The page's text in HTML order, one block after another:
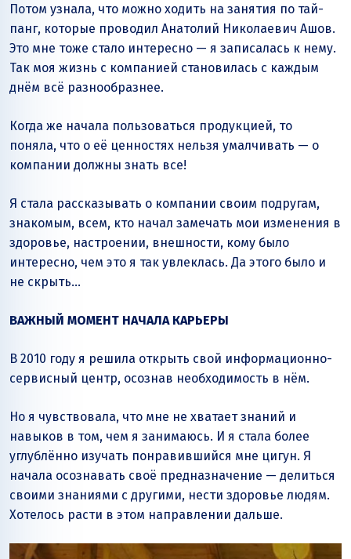
Потом узнала, что можно ходить на занятия по тай-
панг, которые проводил Анатолий Николаевич Ашов.
Это мне тоже стало интересно — я записалась к нему.
Так моя жизнь с компанией становилась с каждым
днём всё разнообразнее.
Когда же начала пользоваться продукцией, то
поняла, что о её ценностях нельзя умалчивать — о
компании должны знать все!
Я стала рассказывать о компании своим подругам,
знакомым, всем, кто начал замечать мои изменения в
здоровье, настроении, внешности, кому было
интересно, чем это я так увлеклась. Да этого было и
не скрыть…
ВАЖНЫЙ МОМЕНТ НАЧАЛА КАРЬЕРЫ
В 2010 году я решила открыть свой информационно-
сервисный центр, осознав необходимость в нём.
Но я чувствовала, что мне не хватает знаний и
навыков в том, чем я занимаюсь. И я стала более
углублённо изучать понравившийся мне цигун. Я
начала осознавать своё предназначение — делиться
своими знаниями с другими, нести здоровье людям.
Хотелось расти в этом направлении дальше.